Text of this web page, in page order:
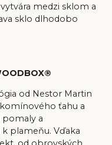
medzi sklom a
sklo dlhodobo
od Nestor Martin
ťahu a
pomaly a
plameňu. Vďaka